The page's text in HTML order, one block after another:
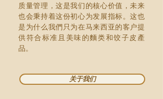
质量管理，这是我们的核心价值，未来
也会秉持着这份初心为发展指标。这也
是为什么我們只为在马来西亚的客户提
供符合标准且美味的麵类和饺子皮產
品。
关于我们